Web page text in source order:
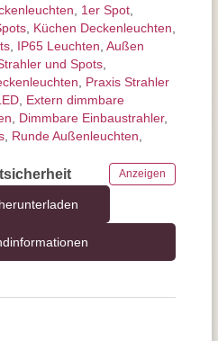
1er Spot
Küchen Deckenleuchten
IP65 Leuchten Außen
und Spots
Praxis Strahler
Extern dimmbare
Dimmbare Einbaustrahler,
Runde Außenleuchten
Anzeigen